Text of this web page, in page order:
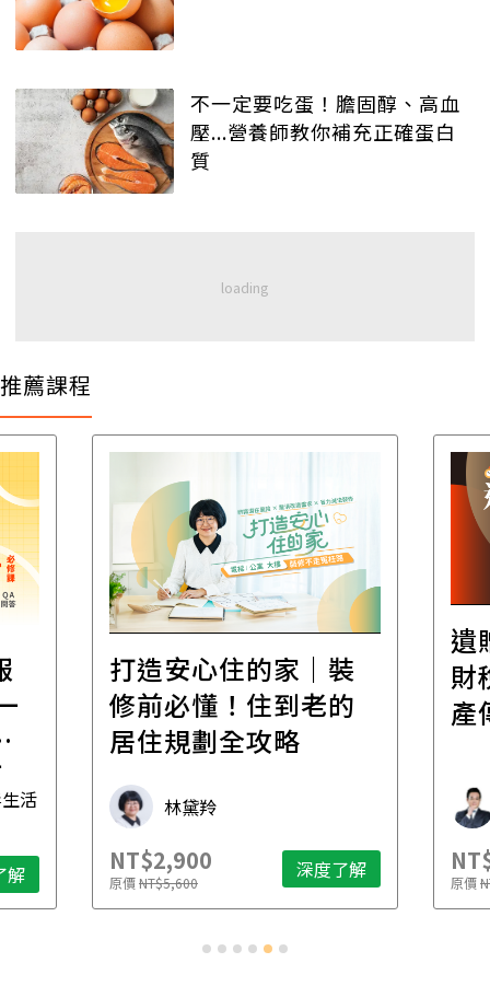
不一定要吃蛋！膽固醇、高血
壓...營養師教你補充正確蛋白
質
推薦課程
打造安心住的家｜裝
修前必懂！住到老的
居住規劃全攻略
林黛羚
NT$2,900
原價 深度了解
遺贈稅規
財稅專家
產傳承更
財稅專家
NT$2,500
原價NT$4,888